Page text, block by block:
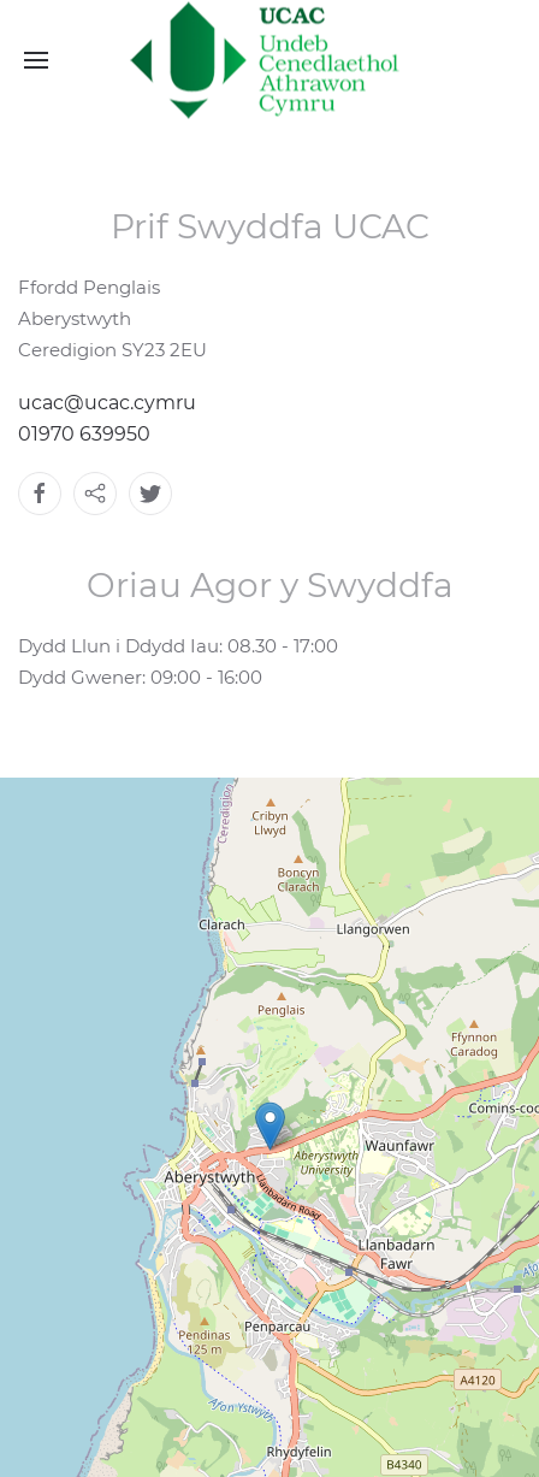
Prif Swyddfa UCAC
Ffordd Penglais
Aberystwyth
Ceredigion SY23 2EU
ucac@ucac.cymru
01970 639950
Oriau Agor y Swyddfa
Dydd Llun i Ddydd Iau: 08.30 - 17:00
Dydd Gwener: 09:00 - 16:00